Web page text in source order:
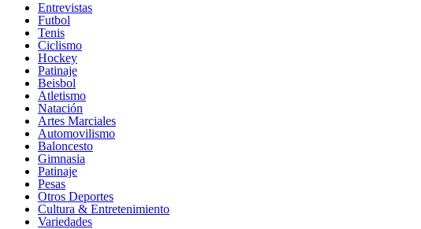
Entrevistas
Futbol
Tenis
Ciclismo
Hockey
Patinaje
Beisbol
Atletismo
Natación
Artes Marciales
Automovilismo
Baloncesto
Gimnasia
Patinaje
Pesas
Otros Deportes
Cultura & Entretenimiento
Variedades